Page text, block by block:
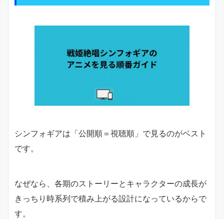
シンフォギアは「公開順＝視聴順」で見るのがベスト
です。
なぜなら、各期のストーリーとキャラクターの成長が
きっちり時系列で積み上がる設計になっているからで
す。